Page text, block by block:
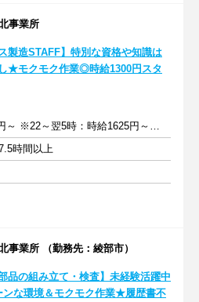
事業所
ス製造STAFF】特別な資格や知識は
★モクモク作業◎時給1300円スタ
時給1300円～ ※22～翌5時：時給1625円～ ＋交通費規定支給
時間以上
業所 （勤務先：綾部市）
部品の組み立て・検査】未経験活躍中
ンな環境＆モクモク作業★履歴書不